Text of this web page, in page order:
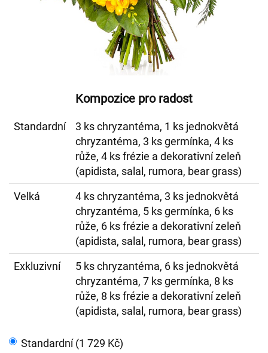
Kompozice pro radost
Standardní
3 ks chryzantéma, 1 ks jednokvětá
chryzantéma, 3 ks germínka, 4 ks
růže, 4 ks frézie a dekorativní zeleň
(apidista, salal, rumora, bear grass)
Velká
4 ks chryzantéma, 3 ks jednokvětá
chryzantéma, 5 ks germínka, 6 ks
růže, 6 ks frézie a dekorativní zeleň
(apidista, salal, rumora, bear grass)
Exkluzivní
5 ks chryzantéma, 6 ks jednokvětá
chryzantéma, 7 ks germínka, 8 ks
růže, 8 ks frézie a dekorativní zeleň
(apidista, salal, rumora, bear grass)
Standardní (1 729 Kč)